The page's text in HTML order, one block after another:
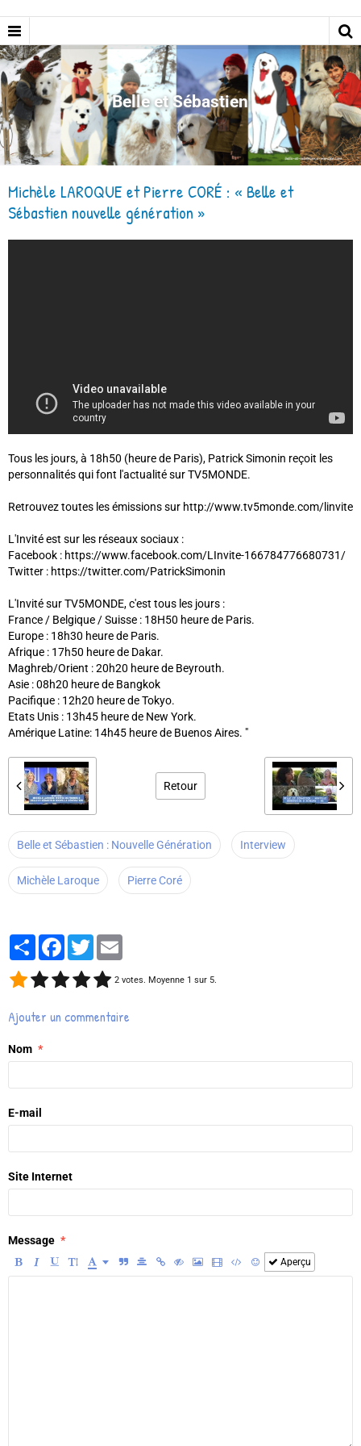
Belle et Sébastien
Michèle LAROQUE et Pierre CORÉ : « Belle et
Sébastien nouvelle génération »
Tous les jours, à 18h50 (heure de Paris), Patrick Simonin reçoit les
personnalités qui font l'actualité sur TV5MONDE.
Retrouvez toutes les émissions sur http://www.tv5monde.com/linvite
L'Invité est sur les réseaux sociaux :
Facebook : https://www.facebook.com/LInvite-166784776680731/
Twitter : https://twitter.com/PatrickSimonin
L'Invité sur TV5MONDE, c'est tous les jours :
France / Belgique / Suisse : 18H50 heure de Paris.
Europe : 18h30 heure de Paris.
Afrique : 17h50 heure de Dakar.
Maghreb/Orient : 20h20 heure de Beyrouth.
Asie : 08h20 heure de Bangkok
Pacifique : 12h20 heure de Tokyo.
Etats Unis : 13h45 heure de New York.
Amérique Latine: 14h45 heure de Buenos Aires. "
Retour
Belle et Sébastien : Nouvelle Génération Interview
Michèle Laroque Pierre Coré
PartagerFacebook
Twitter
2 votes. Moyenne 1 sur 5.
Ajouter un commentaire
Nom
E-mail
Site Internet
Message
Aperçu